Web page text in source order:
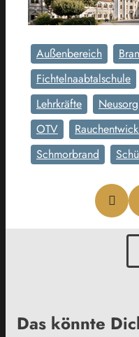
Außenbereich
Fichtelnaabtalschule
Lehrkräfte
Neusorg
OTV
Schmorbrand
Das könnte